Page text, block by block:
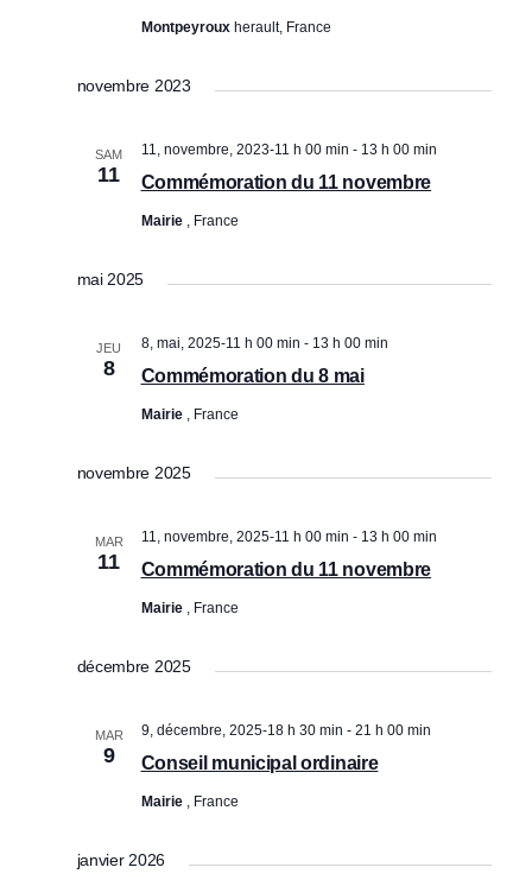
o
Montpeyroux herault, France
novembre 2023
SAM
11 Commémoration du 11 novembre
11, novembre, 2023-11 h 00 min - 13 h 00 min
Mairie , France
mai 2025
JEU
8 Commémoration du 8 mai
8, mai, 2025-11 h 00 min - 13 h 00 min
Mairie , France
novembre 2025
MAR
11 Commémoration du 11 novembre
11, novembre, 2025-11 h 00 min - 13 h 00 min
Mairie , France
décembre 2025
MAR
9 Conseil municipal ordinaire
9, décembre, 2025-18 h 30 min - 21 h 00 min
Mairie , France
janvier 2026